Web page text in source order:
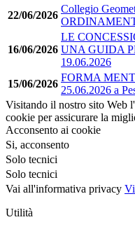
22/06/2026
Collegio
16/06/2026
LE
UNA GUIDA
19.06.2026
15/06/2026
FORMA
25.06.2026 a
Visitando il nostro sito Web
cookie per assicurare la
Acconsento ai cookie
Si, acconsento
Solo tecnici
Solo tecnici
Vai all'informativa privacy
Utilità